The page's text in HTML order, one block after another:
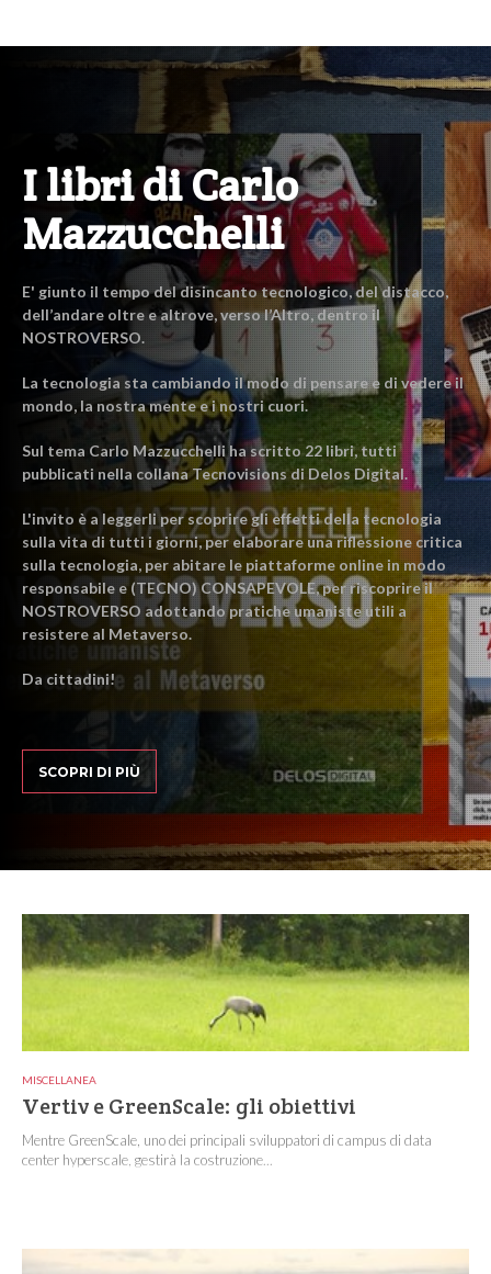
I libri di Carlo
Mazzucchelli
E' giunto il tempo del disincanto tecnologico, del distacco,
dell’andare oltre e altrove, verso l’Altro, dentro il
NOSTROVERSO.
La tecnologia sta cambiando il modo di pensare e di vedere il
mondo, la nostra mente e i nostri cuori.
Sul tema Carlo Mazzucchelli ha scritto 22 libri, tutti
pubblicati nella collana Tecnovisions di Delos Digital.
L'invito è a leggerli per scoprire gli effetti della tecnologia
sulla vita di tutti i giorni, per elaborare una riflessione critica
sulla tecnologia, per abitare le piattaforme online in modo
responsabile e (TECNO) CONSAPEVOLE, per riscoprire il
NOSTROVERSO adottando pratiche umaniste utili a
resistere al Metaverso.
Da cittadini!
SCOPRI DI PIÙ
MISCELLANEA
Vertiv e GreenScale: gli obiettivi
Mentre GreenScale, uno dei principali sviluppatori di campus di data
center hyperscale, gestirà la costruzione...